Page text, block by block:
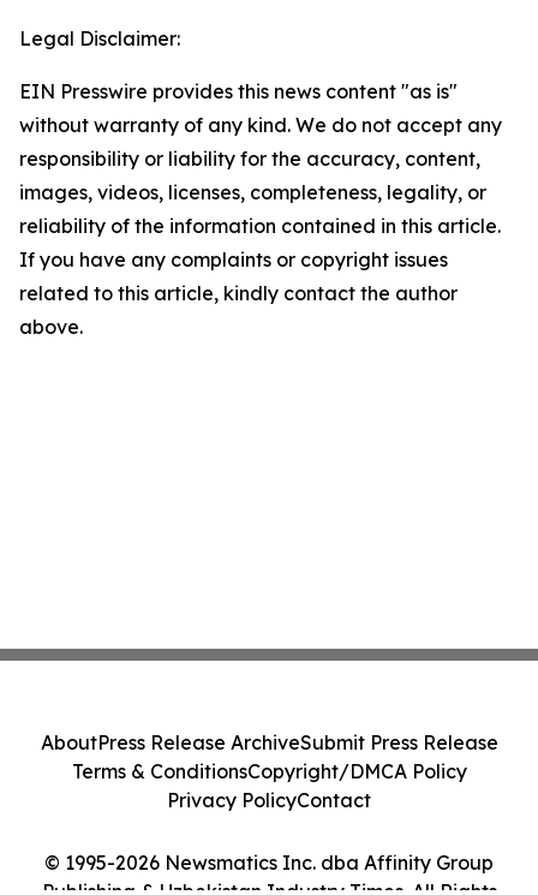
Legal Disclaimer:
EIN Presswire provides this news content "as is"
without warranty of any kind. We do not accept any
responsibility or liability for the accuracy, content,
images, videos, licenses, completeness, legality, or
reliability of the information contained in this article.
If you have any complaints or copyright issues
related to this article, kindly contact the author
above.
© 1995-2026 Newsmatics Inc. dba Affinity Group
AboutPress Release ArchiveSubmit Press Release
Terms & ConditionsCopyright/DMCA Policy
Privacy PolicyContact